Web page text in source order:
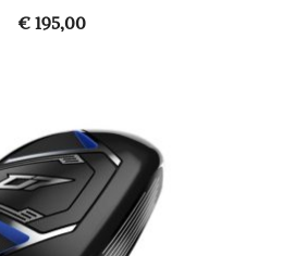
€195,00